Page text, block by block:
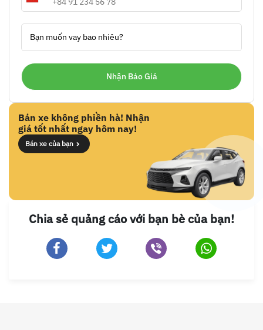
Bạn muốn vay bao nhiêu?
Bán xe không phiền hà! Nhận
giá tốt nhất ngay hôm nay!
Bán xe của bạn
Chia sẻ quảng cáo với bạn bè của bạn!